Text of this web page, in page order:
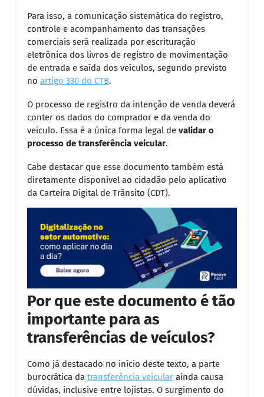
Para isso, a comunicação sistemática do registro,
controle e acompanhamento das transações
comerciais será realizada por escrituração
eletrônica dos livros de registro de movimentação
de entrada e saída dos veículos, segundo previsto
no artigo 330 do CTB.
O processo de registro da intenção de venda deverá
conter os dados do comprador e da venda do
veículo. Essa é a única forma legal de validar o
processo de transferência veicular.
Cabe destacar que esse documento também está
diretamente disponível ao cidadão pelo aplicativo
da Carteira Digital de Trânsito (CDT).
Por que este documento é tão
importante para as
transferências de veículos?
Como já destacado no início deste texto, a parte
burocrática da transferência veicular ainda causa
dúvidas, inclusive entre lojistas. O surgimento do